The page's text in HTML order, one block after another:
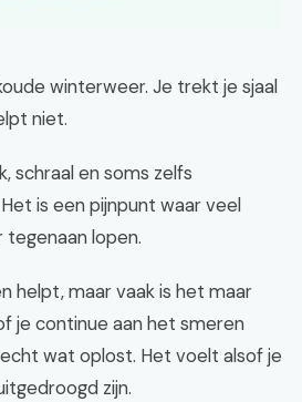
winterweer. Je trekt je sjaal
niet.
schraal en soms zelfs
is een pijnpunt waar veel
tegenaan lopen.
helpt, maar vaak is het maar
je continue aan het smeren
wat oplost. Het voelt alsof je
zijn.